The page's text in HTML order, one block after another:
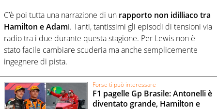
C’è poi tutta una narrazione di un rapporto non idilliaco tra
Hamilton e Adami. Tanti, tantissimi gli episodi di tensioni via
radio tra i due durante questa stagione. Per Lewis non è
stato facile cambiare scuderia ma anche semplicemente
ingegnere di pista.
Forse ti può interessare
F1 pagelle Gp Brasile: Antonelli è
diventato grande, Hamilton e